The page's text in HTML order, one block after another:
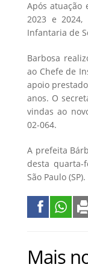
Após atuação
2023 e
Infantaria de
Barbosa
ao Chefe de
apoio
anos. O
vindas ao
02-064.
A prefeita
desta quarta-
São Paulo (SP).
Mais